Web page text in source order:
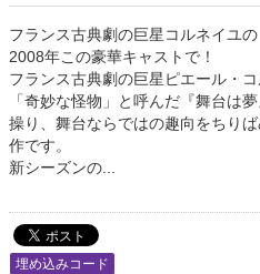
フランス古典劇の巨星コルネイユの
2008年この豪華キャストで！
フランス古典劇の巨星ピエール・
「奇妙な怪物」と呼んだ『舞台は
操り、舞台ならではの趣向をちり
作です。
新シーズンの...
埋め込みコード